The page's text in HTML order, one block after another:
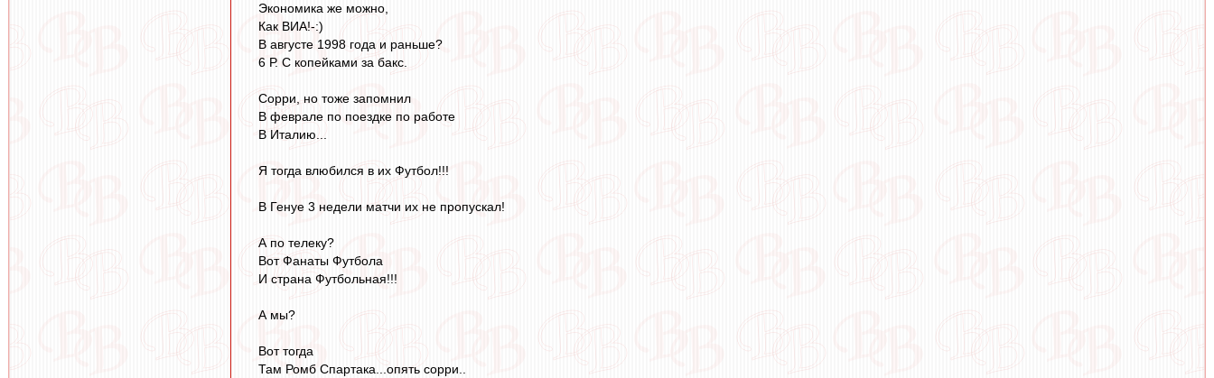
Экономика же можно,
Как ВИА!-:)
В августе 1998 года и раньше?
6 Р. С копейками за бакс.
Сорри, но тоже запомнил
В феврале по поездке по работе
В Италию...
Я тогда влюбился в их Футбол!!!
В Генуе 3 недели матчи их не пропускал!
А по телеку?
Вот Фанаты Футбола
И страна Футбольная!!!
А мы?
Вот тогда
Там Ромб Спартака...опять сорри..